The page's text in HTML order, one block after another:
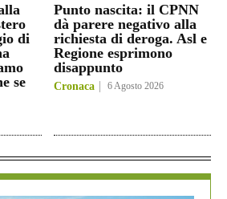
di
se
Punto nascita: il CPNN
dà parere negativo alla
richiesta di deroga. Asl e
Regione esprimono
disappunto
Cronaca 6 Agosto 2026